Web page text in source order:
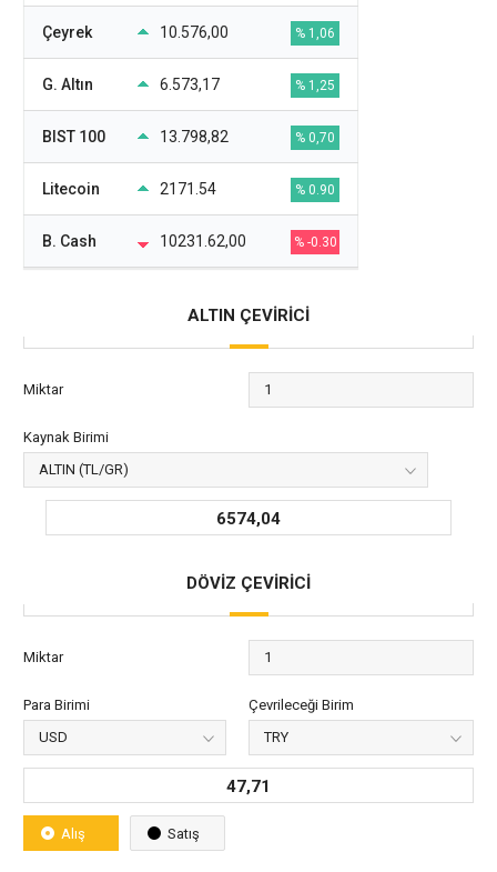
Çeyrek 10.576,00 % 1,06
G. Altın 6.573,17 % 1,25
BIST 100 13.798,82 % 0,70
Litecoin 2171.54 % 0.90
B. Cash 10231.62,00 % -0.30
ALTIN ÇEVİRİCİ
Miktar
Kaynak Birimi
6574,04
DÖVİZ ÇEVİRİCİ
Miktar
Para Birimi Çevrileceği Birim
47,71
Alış Satış